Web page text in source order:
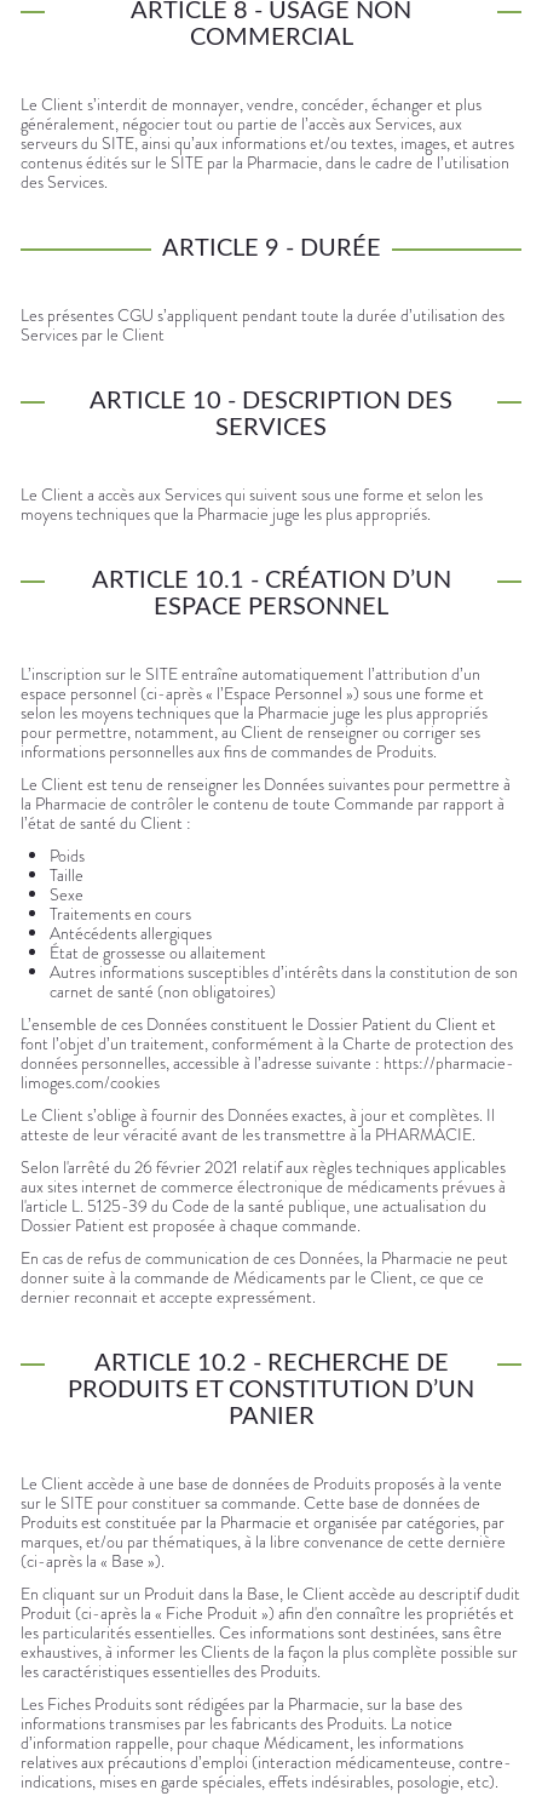
ARTICLE 8 - USAGE NON
COMMERCIAL
Le Client s’interdit de monnayer, vendre, concéder, échanger et plus
généralement, négocier tout ou partie de l’accès aux Services, aux
serveurs du SITE, ainsi qu’aux informations et/ou textes, images, et autres
contenus édités sur le SITE par la Pharmacie, dans le cadre de l’utilisation
des Services.
ARTICLE 9 - DURÉE
Les présentes CGU s’appliquent pendant toute la durée d’utilisation des
Services par le Client
ARTICLE 10 - DESCRIPTION DES
SERVICES
Le Client a accès aux Services qui suivent sous une forme et selon les
moyens techniques que la Pharmacie juge les plus appropriés.
ARTICLE 10.1 - CRÉATION D’UN
ESPACE PERSONNEL
L’inscription sur le SITE entraîne automatiquement l’attribution d’un
espace personnel (ci-après « l’Espace Personnel ») sous une forme et
selon les moyens techniques que la Pharmacie juge les plus appropriés
pour permettre, notamment, au Client de renseigner ou corriger ses
informations personnelles aux fins de commandes de Produits.
Le Client est tenu de renseigner les Données suivantes pour permettre à
la Pharmacie de contrôler le contenu de toute Commande par rapport à
l’état de santé du Client :
Poids
Taille
Sexe
Traitements en cours
Antécédents allergiques
État de grossesse ou allaitement
Autres informations susceptibles d’intérêts dans la constitution de son
carnet de santé (non obligatoires)
L’ensemble de ces Données constituent le Dossier Patient du Client et
font l’objet d’un traitement, conformément à la Charte de protection des
données personnelles, accessible à l’adresse suivante : https://pharmacie-
limoges.com/cookies
Le Client s’oblige à fournir des Données exactes, à jour et complètes. Il
atteste de leur véracité avant de les transmettre à la PHARMACIE.
Selon l'arrêté du 26 février 2021 relatif aux règles techniques applicables
aux sites internet de commerce électronique de médicaments prévues à
l'article L. 5125-39 du Code de la santé publique, une actualisation du
Dossier Patient est proposée à chaque commande.
En cas de refus de communication de ces Données, la Pharmacie ne peut
donner suite à la commande de Médicaments par le Client, ce que ce
dernier reconnait et accepte expressément.
ARTICLE 10.2 - RECHERCHE DE
PRODUITS ET CONSTITUTION D’UN
PANIER
Le Client accède à une base de données de Produits proposés à la vente
sur le SITE pour constituer sa commande. Cette base de données de
Produits est constituée par la Pharmacie et organisée par catégories, par
marques, et/ou par thématiques, à la libre convenance de cette dernière
(ci-après la « Base »).
En cliquant sur un Produit dans la Base, le Client accède au descriptif dudit
Produit (ci-après la « Fiche Produit ») afin d'en connaître les propriétés et
les particularités essentielles. Ces informations sont destinées, sans être
exhaustives, à informer les Clients de la façon la plus complète possible sur
les caractéristiques essentielles des Produits.
Les Fiches Produits sont rédigées par la Pharmacie, sur la base des
informations transmises par les fabricants des Produits. La notice
d’information rappelle, pour chaque Médicament, les informations
relatives aux précautions d’emploi (interaction médicamenteuse, contre-
indications, mises en garde spéciales, effets indésirables, posologie, etc).